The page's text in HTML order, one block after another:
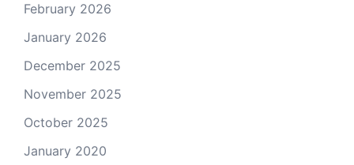
February 2026
January 2026
December 2025
November 2025
October 2025
January 2020